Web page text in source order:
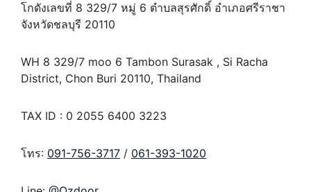
โกดังเลขที่ 8 329/7 หมู่ 6 ตำบลสุรศักดิ์ อำเภอศรีราชา
จังหวัดชลบุรี 20110
WH 8 329/7 moo 6 Tambon Surasak , Si Racha
District, Chon Buri 20110, Thailand
TAX ID : 0 2055 6400 3223
โทร: 091-756-3717 / 061-393-1020